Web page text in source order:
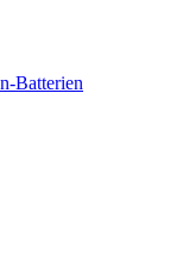
Batterien